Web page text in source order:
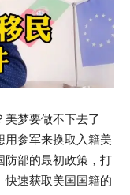
美梦要做不下去了
用参军来换取入籍美
部的最初政策，打
快速获取美国国籍的